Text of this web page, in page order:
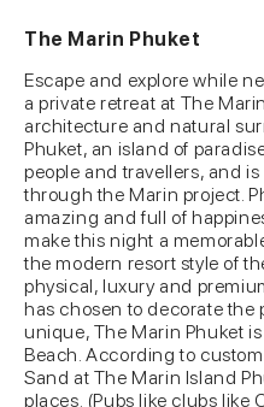
The Marin Phuket
Escape and explore while
a private retreat at The
architecture and natural
Phuket, an island of
people and travellers, and
through the Marin project.
amazing and full of
make this night a
the modern resort style of
physical, luxury and
has chosen to decorate the
unique, The Marin Phuket
Beach. According to
Sand at The Marin Island
places. (Pubs like clubs like